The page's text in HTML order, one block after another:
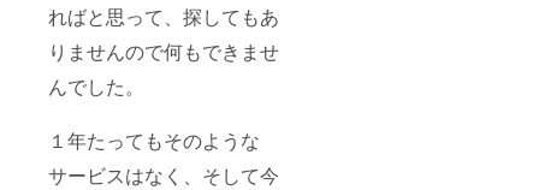
ればと思って、探してもあ
りませんので何もできませ
んでした。
１年たってもそのような
サービスはなく、そして今